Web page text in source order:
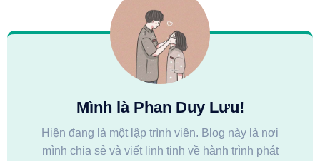
Mình là Phan Duy Lưu!
Hiện đang là một lập trình viên. Blog này là nơi
mình chia sẻ và viết linh tinh về hành trình phát